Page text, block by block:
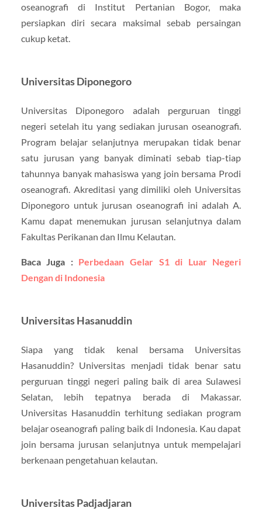
oseanografi di Institut Pertanian Bogor, maka
persiapkan diri secara maksimal sebab persaingan
cukup ketat.
Universitas Diponegoro
Universitas Diponegoro adalah perguruan tinggi
negeri setelah itu yang sediakan jurusan oseanografi.
Program belajar selanjutnya merupakan tidak benar
satu jurusan yang banyak diminati sebab tiap-tiap
tahunnya banyak mahasiswa yang join bersama Prodi
oseanografi. Akreditasi yang dimiliki oleh Universitas
Diponegoro untuk jurusan oseanografi ini adalah A.
Kamu dapat menemukan jurusan selanjutnya dalam
Fakultas Perikanan dan Ilmu Kelautan.
Baca Juga : Perbedaan Gelar S1 di Luar Negeri
Dengan di Indonesia
Universitas Hasanuddin
Siapa yang tidak kenal bersama Universitas
Hasanuddin? Universitas menjadi tidak benar satu
perguruan tinggi negeri paling baik di area Sulawesi
Selatan, lebih tepatnya berada di Makassar.
Universitas Hasanuddin terhitung sediakan program
belajar oseanografi paling baik di Indonesia. Kau dapat
join bersama jurusan selanjutnya untuk mempelajari
berkenaan pengetahuan kelautan.
Universitas Padjadjaran